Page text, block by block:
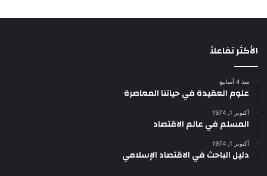
الأكثر تفاعلاً
منذ 4 أسابيع
علوم العقيدة في حياتنا المعاصرة
أكتوبر 1, 1974
المسلم في عالم الاقتصاد
أكتوبر 1, 1974
دليل الباحث في الاقتصاد الإسلامي